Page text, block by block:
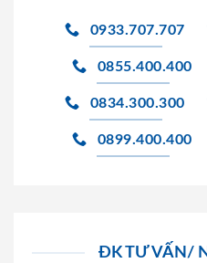
0933.707.707
0855.400.400
0834.300.300
0899.400.400
ĐK TƯ VẤN/